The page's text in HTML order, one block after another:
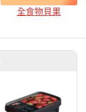
全食物貝果